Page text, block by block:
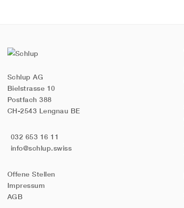
Schlup AG
Bielstrasse 10
Postfach 388
CH-2543 Lengnau BE
032 653 16 11
info@schlup.swiss
Offene Stellen
Impressum
AGB